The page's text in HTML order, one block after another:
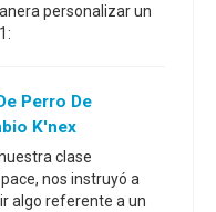
personalizar un
Perro De
K'nex
clase
nos instruyó a
algo referente a un